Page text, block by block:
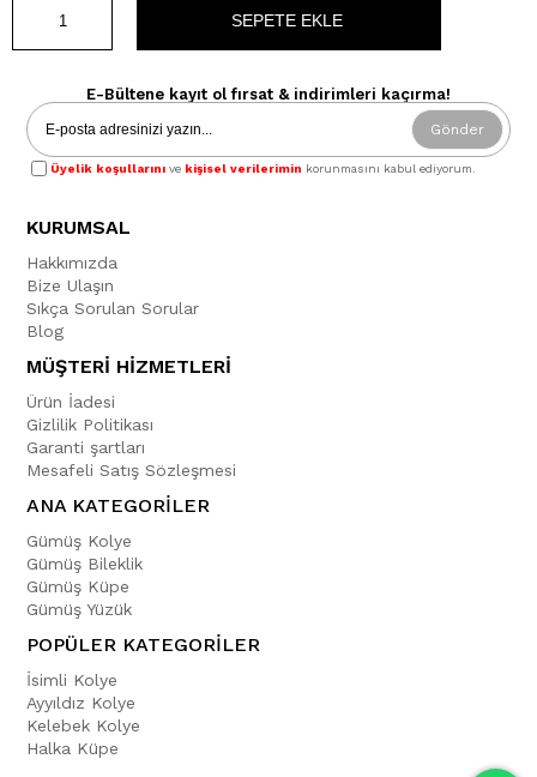
E-Bültene kayıt ol fırsat & indirimleri kaçırma!
Gönder
Üyelik koşullarını ve kişisel verilerimin korunmasını kabul ediyorum.
KURUMSAL
Hakkımızda
Bize Ulaşın
Sıkça Sorulan Sorular
Blog
MÜŞTERİ HİZMETLERİ
Ürün İadesi
Gizlilik Politikası
Garanti şartları
Mesafeli Satış Sözleşmesi
ANA KATEGORİLER
Gümüş Kolye
Gümüş Bileklik
Gümüş Küpe
Gümüş Yüzük
POPÜLER KATEGORİLER
İsimli Kolye
Ayyıldız Kolye
Kelebek Kolye
Halka Küpe